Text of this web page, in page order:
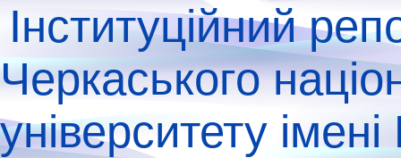
Інституційний
Черкаського
університету